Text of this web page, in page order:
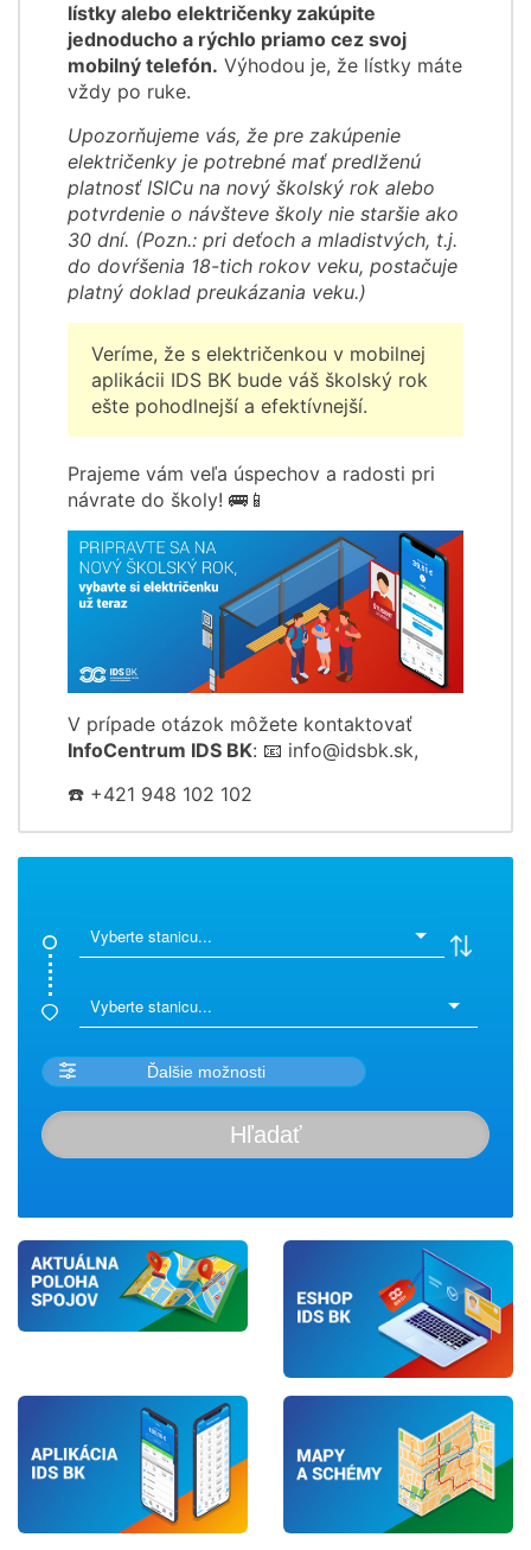
lístky alebo električenky zakúpite
jednoducho a rýchlo priamo cez svoj
mobilný telefón. Výhodou je, že lístky máte
vždy po ruke.
Upozorňujeme vás, že pre zakúpenie
električenky je potrebné mať predlženú
platnosť ISICu na nový školský rok alebo
potvrdenie o návšteve školy nie staršie ako
30 dní. (Pozn.: pri deťoch a mladistvých, t.j.
do dovŕšenia 18-tich rokov veku, postačuje
platný doklad preukázania veku.)
Veríme, že s električenkou v mobilnej
aplikácii IDS BK bude váš školský rok
ešte pohodlnejší a efektívnejší.
Prajeme vám veľa úspechov a radosti pri
návrate do školy! 🚌📱
V prípade otázok môžete kontaktovať
InfoCentrum IDS BK: 📧 info@idsbk.sk,
☎️ +421 948 102 102